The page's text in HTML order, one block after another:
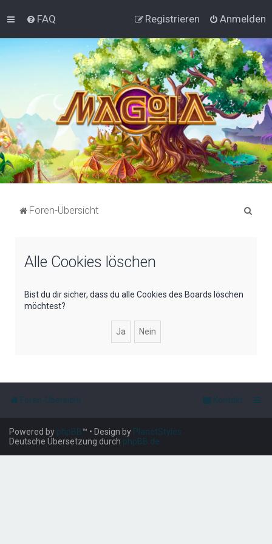
FAQ Anmelden
Registrieren
Foren-Übersicht
Alle Cookies löschen
Bist du dir sicher, dass du alle Cookies des Boards löschen
möchtest?
Foren-Übersicht Kontakt
Powered by phpBB™ • Design by PlanetStyles
Deutsche Übersetzung durch phpBB.de